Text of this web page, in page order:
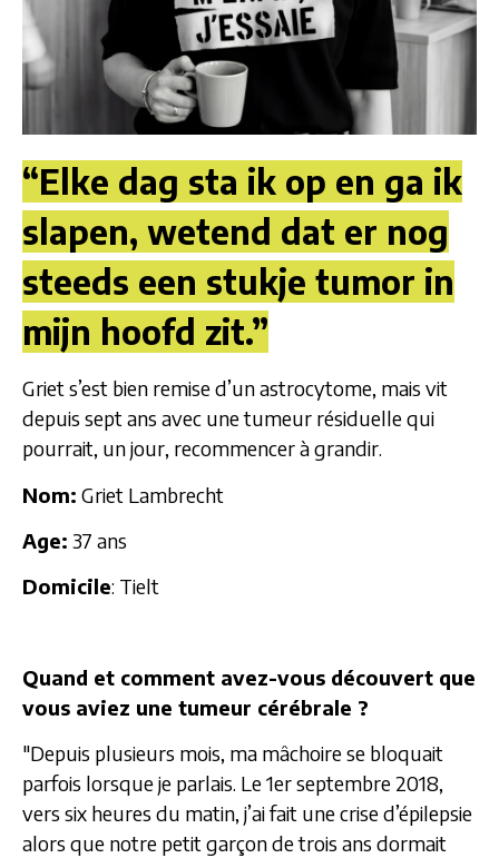
“Elke dag sta ik op en ga ik
slapen, wetend dat er nog
steeds een stukje tumor in
mijn hoofd zit.”
Griet s’est bien remise d’un astrocytome, mais vit
depuis sept ans avec une tumeur résiduelle qui
pourrait, un jour, recommencer à grandir.
Nom: Griet Lambrecht
Age: 37 ans
Domicile: Tielt
Quand et comment avez-vous découvert que
vous aviez une tumeur cérébrale ?
"Depuis plusieurs mois, ma mâchoire se bloquait
parfois lorsque je parlais. Le 1er septembre 2018,
vers six heures du matin, j’ai fait une crise d’épilepsie
alors que notre petit garçon de trois ans dormait